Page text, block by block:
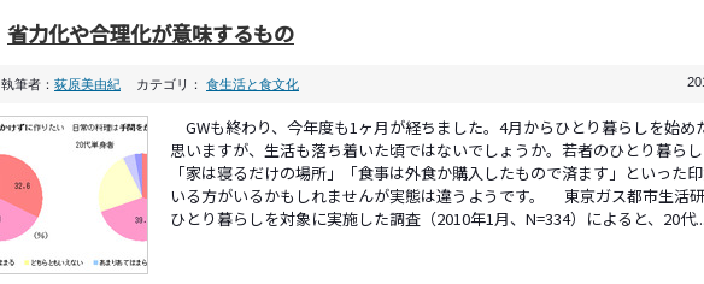
省力化や合理化が意味するもの
執筆者： 荻原美由紀 カテゴリ： 食生活と食文化
GWも終わり、今年度も1ヶ月が経ちました。4月からひとり暮らしを始め
思いますが、生活も落ち着いた頃ではないでしょうか。若者のひとり暮らし
「家は寝るだけの場所」「食事は外食か購入したもので済ます」といった
いる方がいるかもしれませんが実態は違うようです。 東京ガス都市生活
ひとり暮らしを対象に実施した調査（2010年1月、N=334）によると、20代...